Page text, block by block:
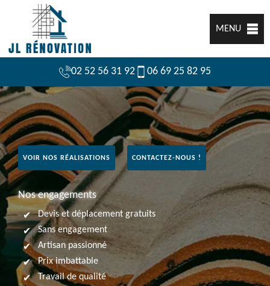
MENU
02 52 56 31 92 06 69 25 82 95
VOIR NOS RÉALISATIONS CONTACTEZ-NOUS !
Nos engagements
Devis et déplacement gratuits
Sans engagement
Artisan passionné
Prix imbattable
Travail de qualité